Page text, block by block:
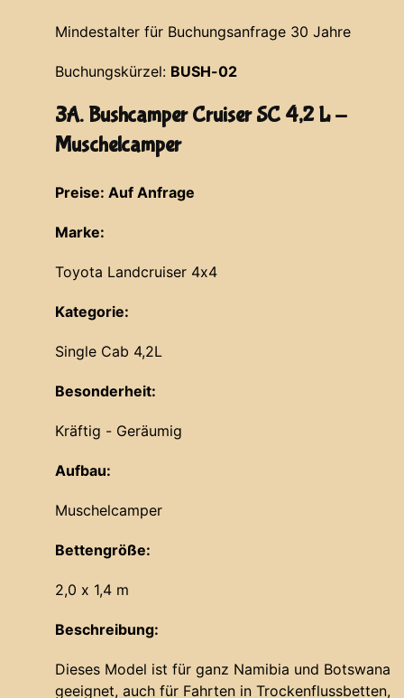
Mindestalter für Buchungsanfrage 30 Jahre
Buchungskürzel: BUSH-02
3A. Bushcamper Cruiser SC 4,2 L -
Muschelcamper
Preise: Auf Anfrage
Marke:
Toyota Landcruiser 4x4
Kategorie:
Single Cab 4,2L
Besonderheit:
Kräftig - Geräumig
Aufbau:
Muschelcamper
Bettengröße:
2,0 x 1,4 m
Beschreibung:
Dieses Model ist für ganz Namibia und Botswana
geeignet, auch für Fahrten in Trockenflussbetten,